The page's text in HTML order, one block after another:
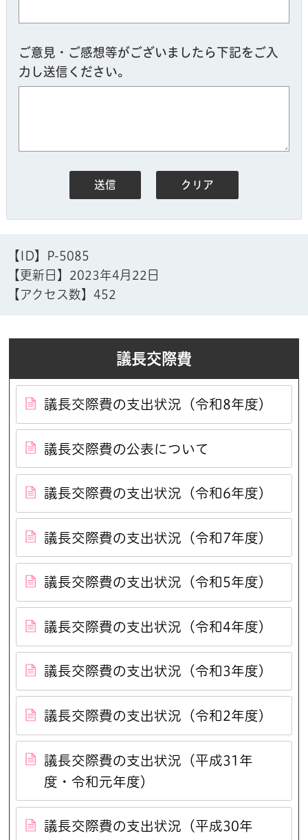
ご意見・ご感想等がございましたら下記をご入
力し送信ください。
【ID】
P-5085
【更新日】 2023年4月22日
【アクセス数】452
議長交際費
議長交際費の支出状況（令和8年度）
議長交際費の公表について
議長交際費の支出状況（令和6年度）
議長交際費の支出状況（令和7年度）
議長交際費の支出状況（令和5年度）
議長交際費の支出状況（令和4年度）
議長交際費の支出状況（令和3年度）
議長交際費の支出状況（令和2年度）
議長交際費の支出状況（平成31年
度・令和元年度）
議長交際費の支出状況（平成30年